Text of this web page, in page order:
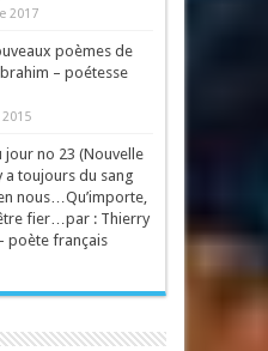
2017
poèmes de
– poétesse
jour no 23 (Nouvelle
a toujours du sang
nous…Qu’importe,
fier…par : Thierry
poète français